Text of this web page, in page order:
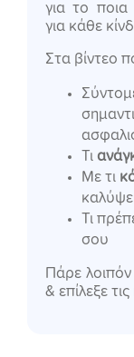
για το ποια
για κάθε
Στα βίντεο
Τι
Με τι
Τι
σου
Πάρε
& επίλεξε